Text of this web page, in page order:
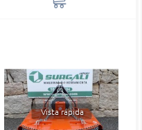
Vista rápida